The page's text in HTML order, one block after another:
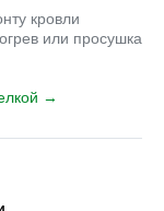
кровли
или просушка
→